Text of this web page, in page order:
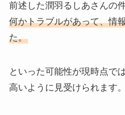
前述した潤羽るしあさんの
何かトラブルがあって、情
た。
といった可能性が現時点で
高いように見受けられます。